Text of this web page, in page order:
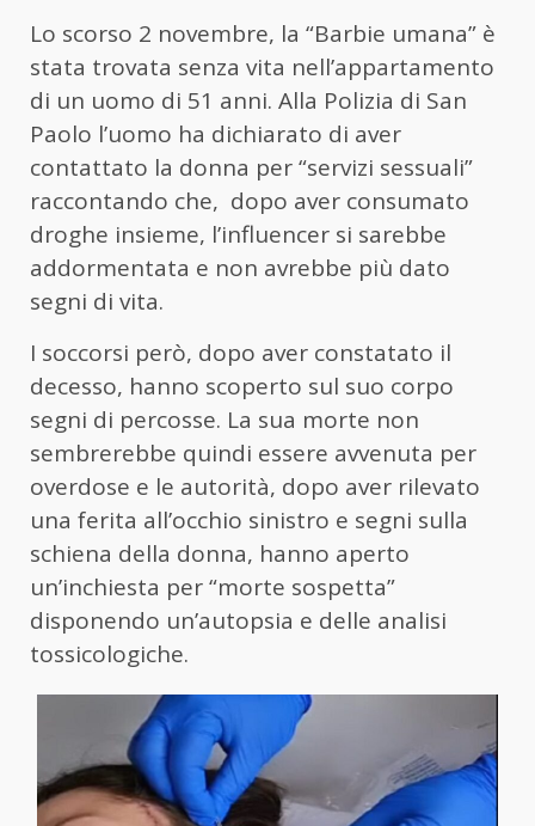
Lo scorso 2 novembre, la “Barbie umana” è
stata trovata senza vita nell’appartamento
di un uomo di 51 anni. Alla Polizia di San
Paolo l’uomo ha dichiarato di aver
contattato la donna per “servizi sessuali”
raccontando che, dopo aver consumato
droghe insieme, l’influencer si sarebbe
addormentata e non avrebbe più dato
segni di vita.
I soccorsi però, dopo aver constatato il
decesso, hanno scoperto sul suo corpo
segni di percosse. La sua morte non
sembrerebbe quindi essere avvenuta per
overdose e le autorità, dopo aver rilevato
una ferita all’occhio sinistro e segni sulla
schiena della donna, hanno aperto
un’inchiesta per “morte sospetta”
disponendo un’autopsia e delle analisi
tossicologiche.